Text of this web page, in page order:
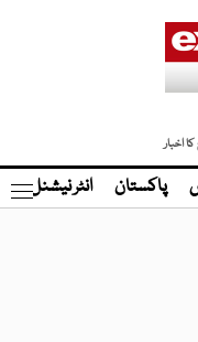
کا اخبار
پاکستان انٹر نیشنل